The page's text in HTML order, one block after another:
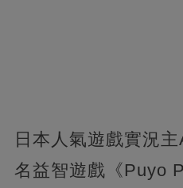
日本人氣遊戲實況
名益智遊戲《Puyo